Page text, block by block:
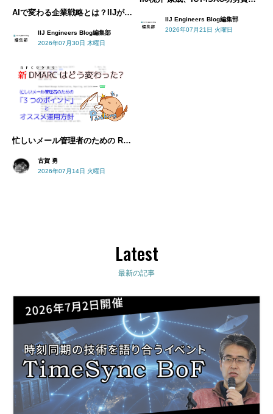
AIで変わる企業戦略とは？IIJが考えるAIネイティブ企業への道
IIJ Engineers Blog編集部
2026年07月30日 木曜日
IIJ Engineers Blog編集部
2026年07月21日 火曜日
忙しいメール管理者のための RFC7489 から見直すべき「3 つのポイント」とオススメ運用方針 ── RFC9989 で DMARC はどう変わった?
古賀 勇
2026年07月14日 火曜日
Latest
最新の記事